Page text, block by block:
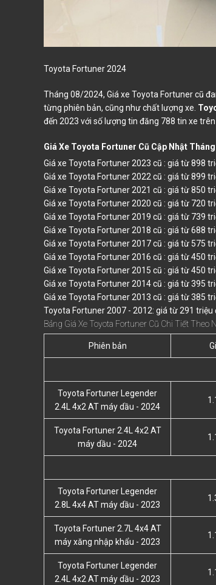
Toyota Fortuner 2024
Tháng 08/2024, Giá xe Toyota Fortuner cũ
từng phiên bản, cũng như chất lượng xe.
đến 2023 với số lượng tin đăng 788 tin xe
Giá Xe Toyota Fortuner Cũ Cập Nhật
Giá xe Toyota Fortuner 2023 cũ : giá từ 898
Giá xe Toyota Fortuner 2022 cũ : giá từ 899
Giá xe Toyota Fortuner 2021 cũ : giá từ 850
Giá xe Toyota Fortuner 2020 cũ : giá từ 720
Giá xe Toyota Fortuner 2019 cũ : giá từ 739
Giá xe Toyota Fortuner 2018 cũ : giá từ 688
Giá xe Toyota Fortuner 2017 cũ : giá từ 575
Giá xe Toyota Fortuner 2016 cũ : giá từ 450
Giá xe Toyota Fortuner 2015 cũ : giá từ 450
Giá xe Toyota Fortuner 2014 cũ : giá từ 395
Giá xe Toyota Fortuner 2013 cũ : giá từ 385
Toyota Fortuner 2007 - 2012: giá từ 291 triệu
Bảng Giá Xe Toyota Fortuner Cũ Chi Tiết
Phiên bản
Toyota Fortuner Legender
2.4L 4x2 AT máy dầu - 2024
Toyota Fortuner 2.4L 4x2 AT
máy dầu - 2024
Toyota Fortuner Legender
2.8L 4x4 AT máy dầu - 2023
Toyota Fortuner 2.7L 4x4 AT
máy xăng nhập khẩu - 2023
Toyota Fortuner Legender
2.4L 4x2 AT máy dầu - 2023